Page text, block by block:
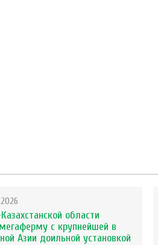
области
с крупнейшей в
Азии доильной установкой